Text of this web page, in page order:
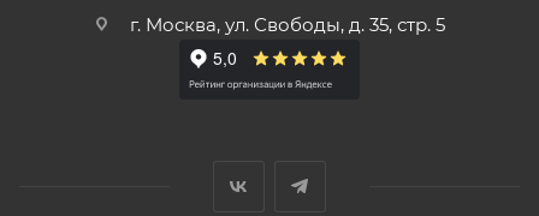
г. Москва, ул. Свободы, д. 35, стр. 5